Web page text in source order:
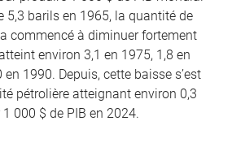
5,3 barils en 1965, la quantité de
commencé à diminuer fortement
environ 3,1 en 1975, 1,8 en
1990. Depuis, cette baisse s’est
pétrolière atteignant environ 0,3
000 $ de PIB en 2024.